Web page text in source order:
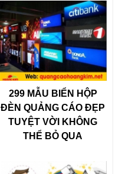
299 MẪU BIỂN HỘP
ĐÈN QUẢNG CÁO ĐẸP
TUYỆT VỜI KHÔNG
THỂ BỎ QUA